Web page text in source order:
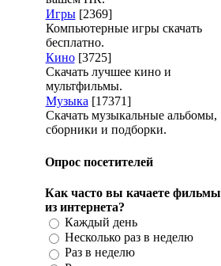
Игры [2369]
Компьютерные игры скачать
бесплатно.
Кино [3725]
Скачать лучшее кино и
мультфильмы.
Музыка [17371]
Скачать музыкальные альбомы,
сборники и подборки.
Опрос посетителей
Как часто вы качаете фильмы
из интернета?
Каждый день
Несколько раз в неделю
Раз в неделю